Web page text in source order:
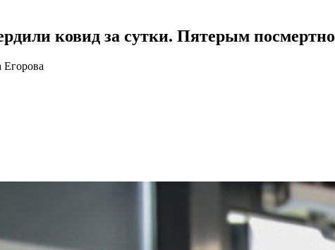
ковид за сутки. Пятерым посмертно